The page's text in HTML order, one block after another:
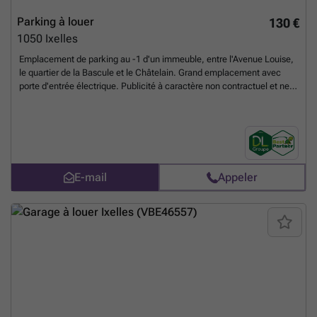
130 €
Parking à louer
1050 Ixelles
Emplacement de parking au -1 d'un immeuble, entre l'Avenue Louise,
le quartier de la Bascule et le Châtelain. Grand emplacement avec
porte d'entrée électrique. Publicité à caractère non contractuel et ne
E-mail Appeler